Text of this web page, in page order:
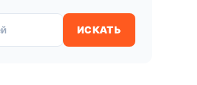
ИСКАТЬ